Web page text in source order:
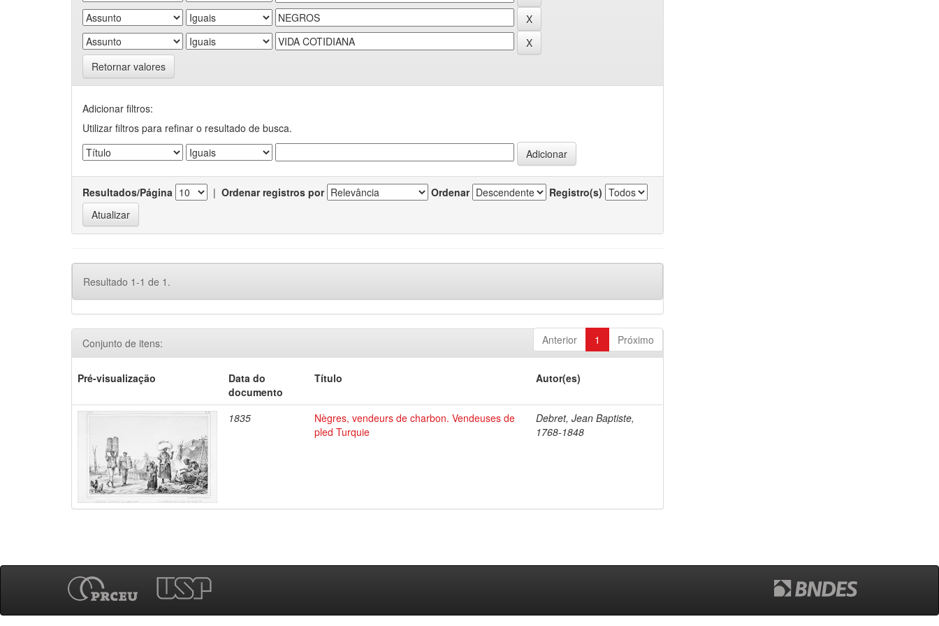
Retornar valores
Adicionar filtros:
Utilizar filtros para refinar o resultado de busca.
Resultados/Página | Ordenar registros por Ordenar Registro(s)
Resultado 1-1 de 1.
Anterior 1 Próximo
Conjunto de itens:
Pré-visualização
Data do
documento
Título Autor(es)
1835
Nègres, vendeurs de charbon. Vendeuses de
pled Turquie
Debret, Jean Baptiste,
1768-1848